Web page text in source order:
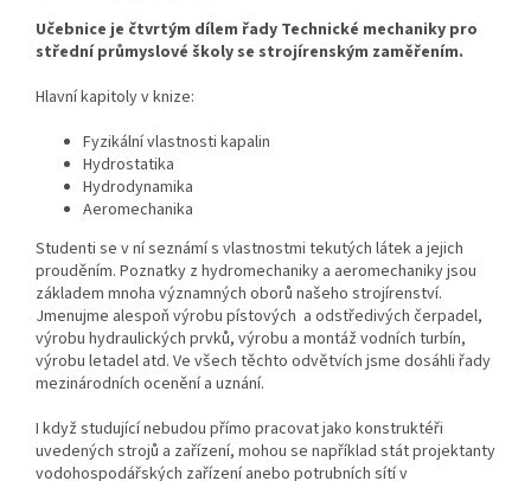
Učebnice je čtvrtým dílem řady Technické mechaniky pro
střední průmyslové školy se strojírenským zaměřením.
Hlavní kapitoly v knize:
Fyzikální vlastnosti kapalin
Hydrostatika
Hydrodynamika
Aeromechanika
Studenti se v ní seznámí s vlastnostmi tekutých látek a jejich
prouděním. Poznatky z hydromechaniky a aeromechaniky jsou
základem mnoha významných oborů našeho strojírenství.
Jmenujme alespoň výrobu pístových a odstředivých čerpadel,
výrobu hydraulických prvků, výrobu a montáž vodních turbín,
výrobu letadel atd. Ve všech těchto odvětvích jsme dosáhli řady
mezinárodních ocenění a uznání.
I když studující nebudou přímo pracovat jako konstruktéři
uvedených strojů a zařízení, mohou se například stát projektanty
vodohospodářských zařízení anebo potrubních sítí v